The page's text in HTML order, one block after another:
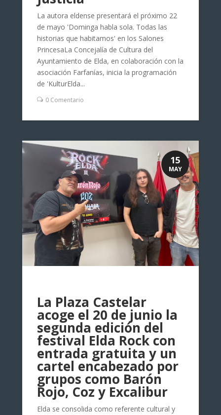
La autora eldense presentará el próximo 22
de mayo 'Dominga habla sola. Todas las
historias que habitamos' en los Salones
PrincesaLa Concejalía de Cultura del
Ayuntamiento de Elda, en colaboración con la
asociación Farfanías, inicia la programación
de 'KulturElda...
0 Comentario
La Plaza Castelar
acoge el 20 de junio la
segunda edición del
festival Elda Rock con
entrada gratuita y un
cartel encabezado por
grupos como Barón
Rojo, Coz y Excalibur
Elda se consolida como referente cultural y
15
MAY